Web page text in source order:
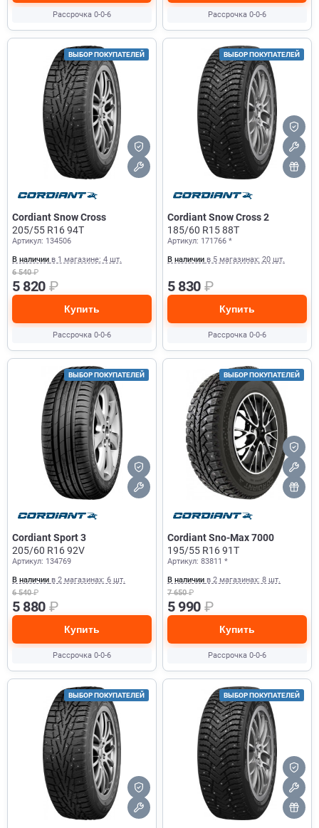
Рассрочка 0-0-6 Рассрочка 0-0-6
ВЫБОР ПОКУПАТЕЛЕЙ
Cordiant Snow Cross
205/55 R16 94T
Артикул: 134506
В наличии в 1 магазине: 4 шт.
6 540₽
5 820 ₽
Купить
Рассрочка 0-0-6
ВЫБОР ПОКУПАТЕЛЕЙ
Cordiant Snow Cross 2
185/60 R15 88T
Артикул: 171766 *
В наличии в 5 магазинах: 20 шт.
5 830 ₽
Купить
Рассрочка 0-0-6
ВЫБОР ПОКУПАТЕЛЕЙ
Cordiant Sport 3
205/60 R16 92V
Артикул: 134769
В наличии в 2 магазинах: 6 шт.
6 540₽
5 880 ₽
Купить
Рассрочка 0-0-6
ВЫБОР ПОКУПАТЕЛЕЙ
Cordiant Sno-Max 7000
195/55 R16 91T
Артикул: 83811 *
В наличии в 2 магазинах: 8 шт.
7 650₽
5 990 ₽
Купить
Рассрочка 0-0-6
ВЫБОР ПОКУПАТЕЛЕЙ ВЫБОР ПОКУПАТЕЛЕЙ